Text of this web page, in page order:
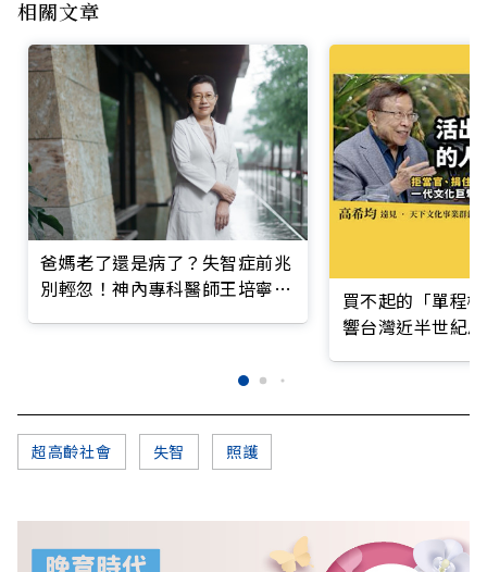
相關文章
爸媽老了還是病了？失智症前兆
別輕忽！神內專科醫師王培寧呼
買不起的「單程
響台灣近半世紀
超高齡社會 失智 照護